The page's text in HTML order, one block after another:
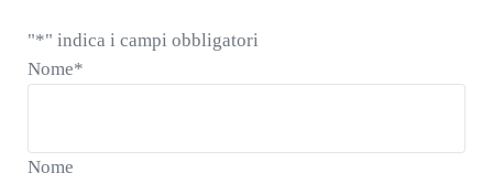
"*" indica i campi obbligatori
Nome*
Nome